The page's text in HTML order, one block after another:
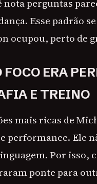
nota perguntas
Esse padrão
ocupou, perto de
FOCO ERA
E TREINO
mais ricas de
performance. Ele
Por isso,
ponte para